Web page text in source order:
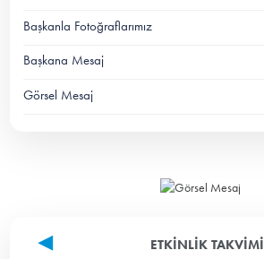
Başkanla Fotoğraflarımız
Başkana Mesaj
Görsel Mesaj
ETKINLIK TAKVIMI